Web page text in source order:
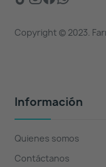
Copyright © 2023.
Información
Quienes somos
Contáctanos